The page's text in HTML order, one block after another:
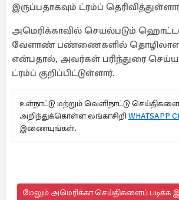
இருப்பதாகவும் ட்ரம்ப்
அமெரிக்காவில் செயல்படும்
வேளாண் பண்ணைகளில்
என்பதால், அவர்கள் பரிந்துரை
ட்ரம்ப் குறிப்பிட்டுள்ளார்.
உள்நாட்டு மற்றும் வெளிநாட்டு
அறிந்துக்கொள்ள லங்காசிறி WHATSAPP
இணையுங்கள்.
மேலும் அமெரிக்கா செய்திகளைப் படிக்க